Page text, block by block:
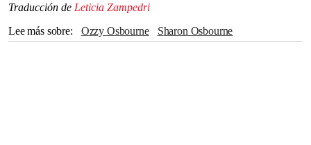
Traducción de Leticia Zampedri
Lee más sobre
Ozzy Osbourne
Sharon Osbourne